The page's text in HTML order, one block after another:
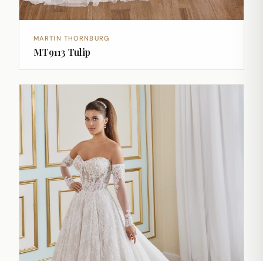
MARTIN THORNBURG
MT9113 Tulip